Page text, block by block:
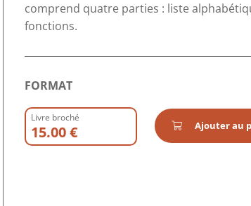
comprend quatre parties : liste
fonctions.
FORMAT
Livre broché
15.00 € Ajouter au